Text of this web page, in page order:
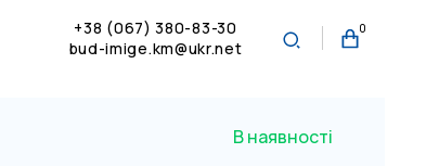
+38 (067) 380-83-30
bud-imige.km@ukr.net
0
В наявності